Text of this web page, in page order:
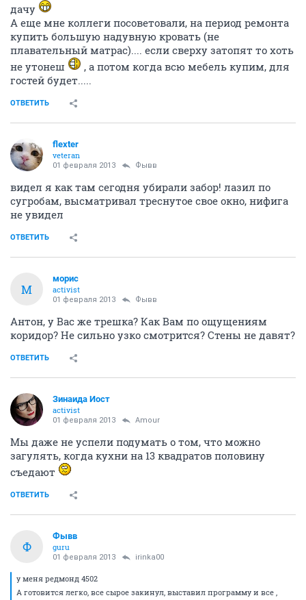
дачу
А еще мне коллеги посоветовали, на период ремонта
купить большую надувную кровать (не
плавательный матрас).... если сверху затопят то хоть
не утонеш
, а потом когда всю мебель купим, для
гостей будет.....
ОТВЕТИТЬ
flexter
veteran
01 февраля 2013 Фывв
видел я как там сегодня убирали забор! лазил по
сугробам, высматривал треснутое свое окно, нифига
не увидел
ОТВЕТИТЬ
М
морис
activist
01 февраля 2013 Фывв
Антон, у Вас же трешка? Как Вам по ощущениям
коридор? Не сильно узко смотрится? Стены не давят?
ОТВЕТИТЬ
Зинаида Иост
activist
01 февраля 2013 Аmоur
Мы даже не успели подумать о том, что можно
загулять, когда кухни на 13 квадратов половину
съедают
ОТВЕТИТЬ
Ф
Фывв
guru
01 февраля 2013 irinka00
у меня редмонд 4502
А готовится легко, все сырое закинул, выставил программу и все ,